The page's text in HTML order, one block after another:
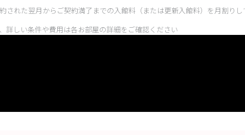
された翌月からご契約満了までの入館料（または更新入館料）を月割りし
詳しい条件や費用は各お部屋の詳細をご確認ください